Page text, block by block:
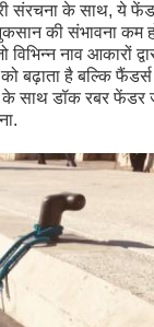
संरचना के साथ, ये
की संभावना
नाव आकारों
है बल्कि फैंडर्स
के साथ डॉक रबर